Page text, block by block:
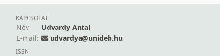
KAPCSOLAT
Név
Udvardy Antal
E-mail:
udvardya@unideb.hu
ISSN